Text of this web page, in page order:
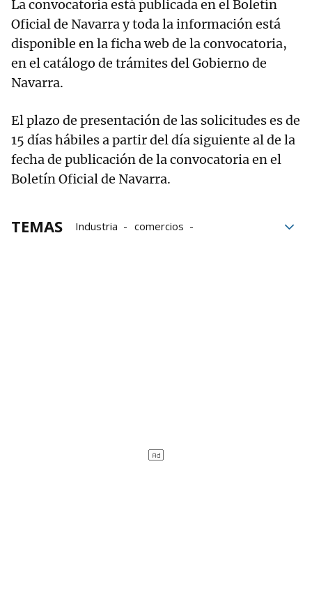
La convocatoria está publicada en el Boletín
Oficial de Navarra y toda la información está
disponible en la ficha web de la convocatoria,
en el catálogo de trámites del Gobierno de
Navarra.
El plazo de presentación de las solicitudes es de
15 días hábiles a partir del día siguiente al de la
fecha de publicación de la convocatoria en el
Boletín Oficial de Navarra.
TEMAS Industria
comercios